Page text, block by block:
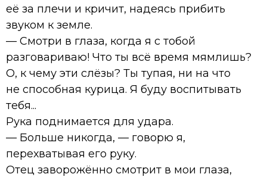
её за плечи и кричит, надеясь прибить
звуком к земле.
— Смотри в глаза, когда я с тобой
разговариваю! Что ты всё время мямлишь?
О, к чему эти слёзы? Ты тупая, ни на что
не способная курица. Я буду воспитывать
тебя...
Рука поднимается для удара.
— Больше никогда, — говорю я,
перехватывая его руку.
Отец заворожённо смотрит в мои глаза,